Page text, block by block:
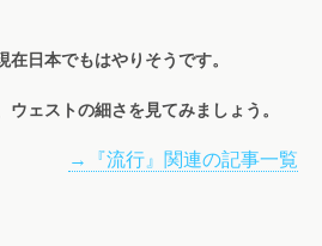
日本でもはやりそうです。
ェストの細さを見てみましょう。
→『流行』関連の記事一覧